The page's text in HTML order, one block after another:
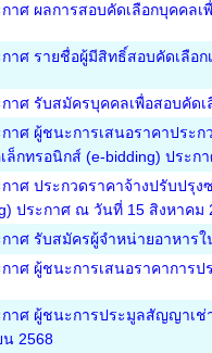
าศ ผลการสอบคัดเลือกบุคคล
าศ รายชื่อผู้มีสิทธิ์สอบคัดเลือ
าศ รับสมัครบุคคลเพื่อสอบคัด
าศ ผู้ชนะการเสนอราคาประ
ล็กทรอนิกส์ (e-bidding) ประ
าศ ประกวดราคาจ้างปรับปรุ
ประกาศ ณ วันที่ 15 สิงหาคม
าศ รับสมัครผู้จำหน่ายอาหาร
าศ ผู้ชนะการเสนอราคาการ
าศ ผู้ชนะการประมูลสัญญาเช่
2568